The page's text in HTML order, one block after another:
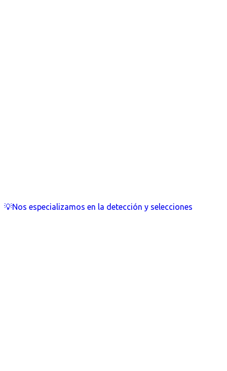
💡Nos especializamos en la detección y selecciones